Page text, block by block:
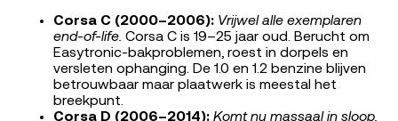
Corsa C (2000–2006): Vrijwel alle exemplaren
end-of-life. Corsa C is 19–25 jaar oud. Berucht om
Easytronic-bakproblemen, roest in dorpels en
versleten ophanging. De 1.0 en 1.2 benzine blijven
betrouwbaar maar plaatwerk is meestal het
breekpunt.
Corsa D (2006–2014): Komt nu massaal in sloop.